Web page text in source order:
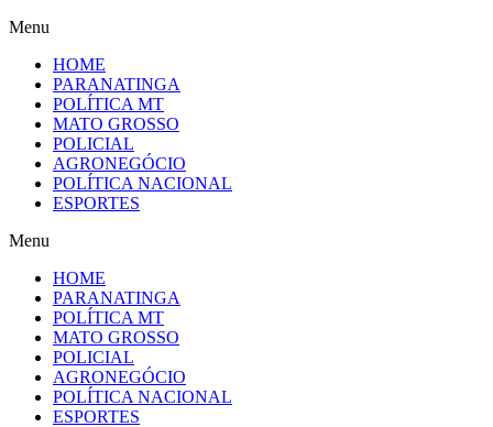
Menu
HOME
PARANATINGA
POLÍTICA MT
MATO GROSSO
POLICIAL
AGRONEGÓCIO
POLÍTICA NACIONAL
ESPORTES
Menu
HOME
PARANATINGA
POLÍTICA MT
MATO GROSSO
POLICIAL
AGRONEGÓCIO
POLÍTICA NACIONAL
ESPORTES